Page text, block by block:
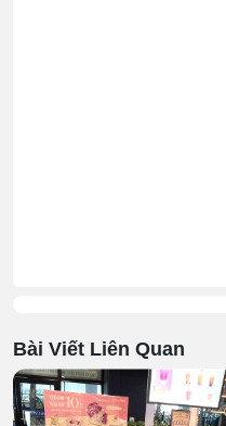
Bài Viết Liên Quan